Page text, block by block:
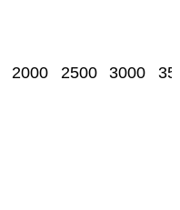
2000 2500 3000